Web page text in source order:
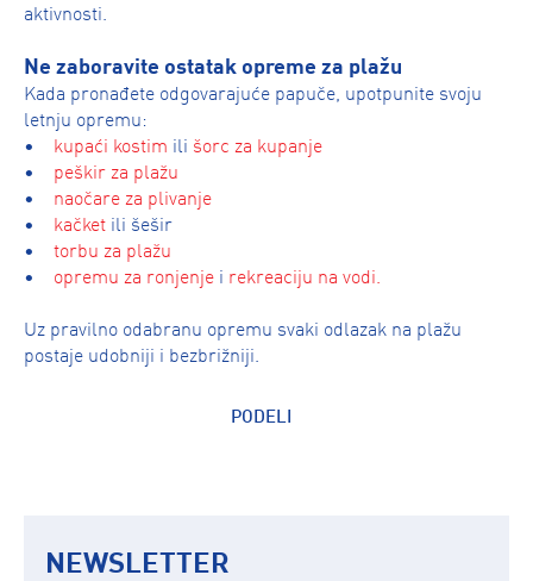
aktivnosti.
Ne zaboravite ostatak opreme za plažu
Kada pronađete odgovarajuće papuče, upotpunite svoju
letnju opremu:
•
kupaći kostim ili šorc za kupanje
• peškir za plažu
• naočare za plivanje
•
kačket ili šešir
•
torbu za plažu
• opremu za ronjenje i rekreaciju na vodi.
Uz pravilno odabranu opremu svaki odlazak na plažu
postaje udobniji i bezbrižniji.
PODELI
NEWSLETTER